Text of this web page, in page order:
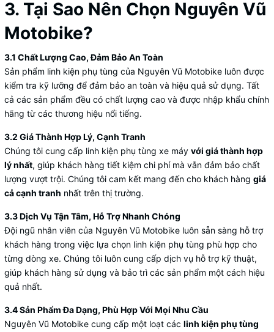
3. Tại Sao Nên Chọn Nguyên Vũ
Motobike?
3.1 Chất Lượng Cao, Đảm Bảo An Toàn
Sản phẩm linh kiện phụ tùng của Nguyên Vũ Motobike luôn được
kiểm tra kỹ lưỡng để đảm bảo an toàn và hiệu quả sử dụng. Tất
cả các sản phẩm đều có chất lượng cao và được nhập khẩu chính
hãng từ các thương hiệu nổi tiếng.
3.2 Giá Thành Hợp Lý, Cạnh Tranh
Chúng tôi cung cấp linh kiện phụ tùng xe máy với giá thành hợp
lý nhất, giúp khách hàng tiết kiệm chi phí mà vẫn đảm bảo chất
lượng vượt trội. Chúng tôi cam kết mang đến cho khách hàng giá
cả cạnh tranh nhất trên thị trường.
3.3 Dịch Vụ Tận Tâm, Hỗ Trợ Nhanh Chóng
Đội ngũ nhân viên của Nguyên Vũ Motobike luôn sẵn sàng hỗ trợ
khách hàng trong việc lựa chọn linh kiện phụ tùng phù hợp cho
từng dòng xe. Chúng tôi luôn cung cấp dịch vụ hỗ trợ kỹ thuật,
giúp khách hàng sử dụng và bảo trì các sản phẩm một cách hiệu
quả nhất.
3.4 Sản Phẩm Đa Dạng, Phù Hợp Với Mọi Nhu Cầu
Nguyên Vũ Motobike cung cấp một loạt các linh kiện phụ tùng